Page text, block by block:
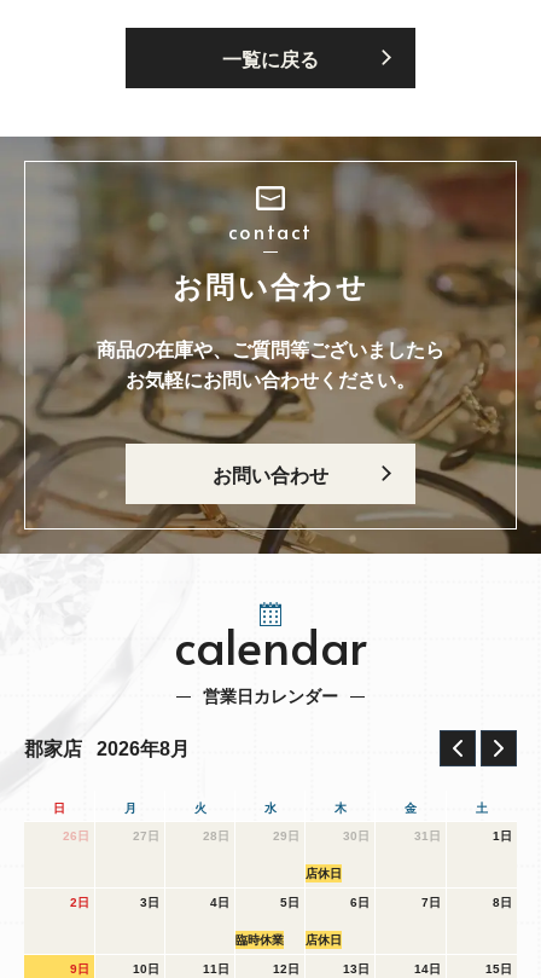
一覧に戻る
contact
お問い合わせ
商品の在庫や、ご質問等ございましたら
お気軽にお問い合わせください。
お問い合わせ
calendar
営業日カレンダー
郡家店 2026年8月
日 月 火 水 木 金 土
26日 27日 28日 29日 30日
店休日
31日 1日
2日 3日 4日 5日
臨時休業
6日
店休日
7日 8日
9日 10日 11日 12日 13日 14日 15日